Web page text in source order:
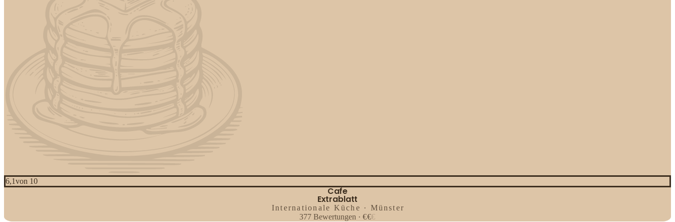
6,1von 10
Cafe
Extrablatt
Internationale Küche · Münster
377 Bewertungen ·€€€